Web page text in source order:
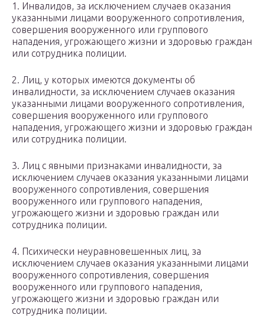
1. Инвалидов, за исключением случаев оказания
указанными лицами вооруженного сопротивления,
совершения вооруженного или группового
нападения, угрожающего жизни и здоровью граждан
или сотрудника полиции.
2. Лиц, у которых имеются документы об
инвалидности, за исключением случаев оказания
указанными лицами вооруженного сопротивления,
совершения вооруженного или группового
нападения, угрожающего жизни и здоровью граждан
или сотрудника полиции.
3. Лиц с явными признаками инвалидности, за
исключением случаев оказания указанными лицами
вооруженного сопротивления, совершения
вооруженного или группового нападения,
угрожающего жизни и здоровью граждан или
сотрудника полиции.
4. Психически неуравновешенных лиц, за
исключением случаев оказания указанными лицами
вооруженного сопротивления, совершения
вооруженного или группового нападения,
угрожающего жизни и здоровью граждан или
сотрудника полиции.